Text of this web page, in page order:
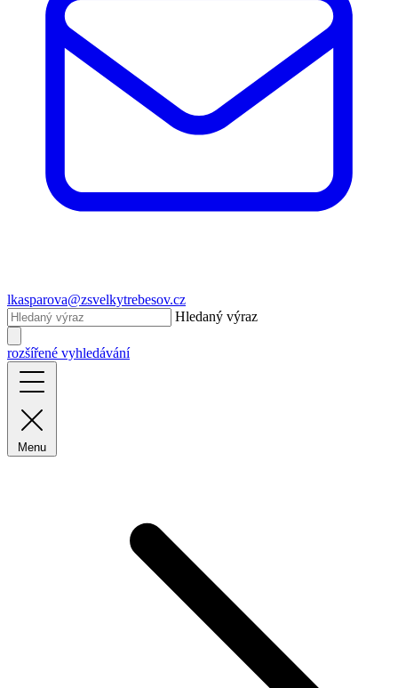
lkasparova@zsvelkytrebesov.cz
Hledaný výraz
rozšířené vyhledávání
Menu